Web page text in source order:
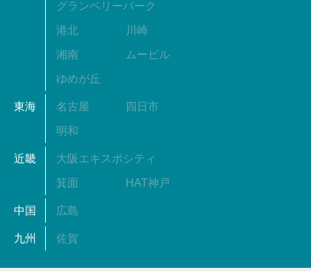
グランベリーパーク
港北 川崎
湘南 ムービル
ゆめが丘
東海 名古屋 四日市
明和
近畿 大阪エキスポシティ
箕面 HAT神戸
中国 広島
九州 佐賀